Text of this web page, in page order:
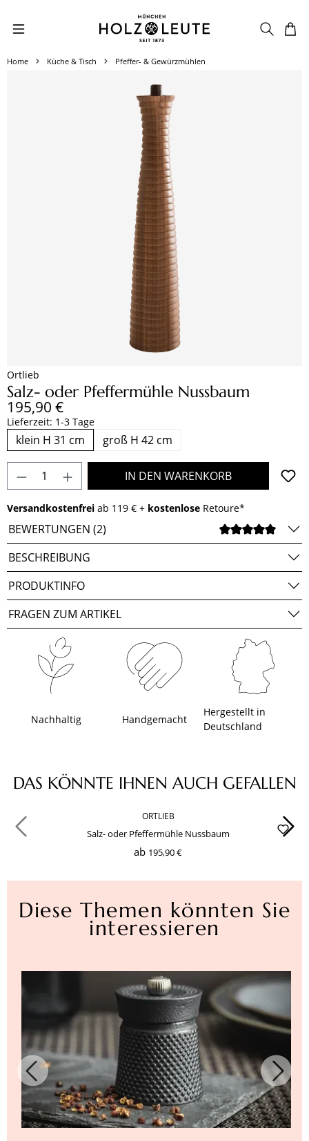
Zum Hauptinhalt springen
Home Küche & Tisch Pfeffer- & Gewürzmühlen
Ortlieb
Salz- oder Pfeffermühle Nussbaum
Regulärer Preis:
195,90 €
Lieferzeit: 1-3 Tage
klein H 31 cm groß H 42 cm
Produkt Anzahl: Gib den gewünschten
IN DEN WARENKORB
Versandkostenfrei ab 119 € + kostenlose Retoure*
BEWERTUNGEN (2)
BESCHREIBUNG
PRODUKTINFO
FRAGEN ZUM ARTIKEL
Nachhaltig Handgemacht
Hergestellt in
Deutschland
Produktgalerie überspringen
DAS KÖNNTE IHNEN AUCH GEFALLEN
ORTLIEB
Salz- oder Pfeffermühle Nussbaum
ab 195,90 €
Diese Themen könnten Sie
interessieren